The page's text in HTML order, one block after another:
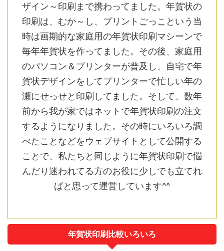
ザイン～印刷まで携わってました。年賀状の
印刷は、むか～し、プリントごっこという当
時は画期的な家庭用の年賀状印刷マシーンで
毎年年賀状を作ってました。その後、家庭用
のパソコン＆プリンターが普及し、自宅で年
賀状デザインをしてプリンターで忙しい年の
瀬にせっせと印刷してました。そして、数年
前から我が家ではネットで年賀状印刷の注文
するようになりました。その時にいろいろ調
べたことなどをウェブサイトとして公開する
ことで、私たちと同じように年賀状印刷で悩
んだり迷われてる方のお役に少しでも立てれ
ばと思って運営しています^^
年賀状印刷比較いろいろ